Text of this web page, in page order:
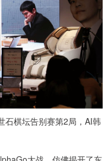
石棋坛告别赛第2局，AI韩